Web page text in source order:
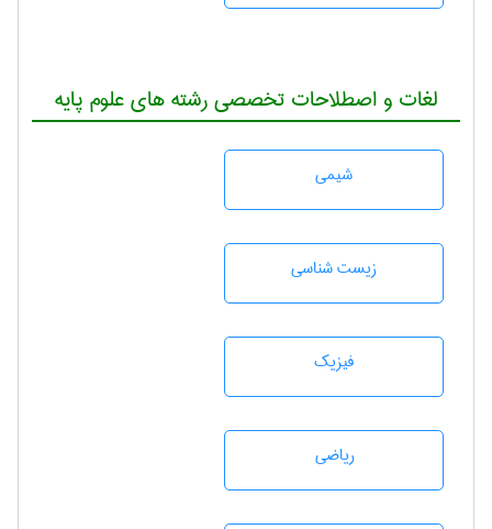
لغات و اصطلاحات تخصصی رشته های علوم پایه
شيمی
زيست شناسی
فیزیک
رياضی